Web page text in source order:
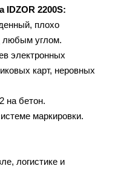
IDZOR 2200S:
плохо
любым углом.
электронных
карт, неровных
на бетон.
маркировки.
логистике и